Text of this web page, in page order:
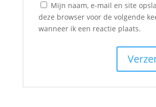
Mijn naam, e-mail en site
deze browser voor de volgende
wanneer ik een reactie plaats.